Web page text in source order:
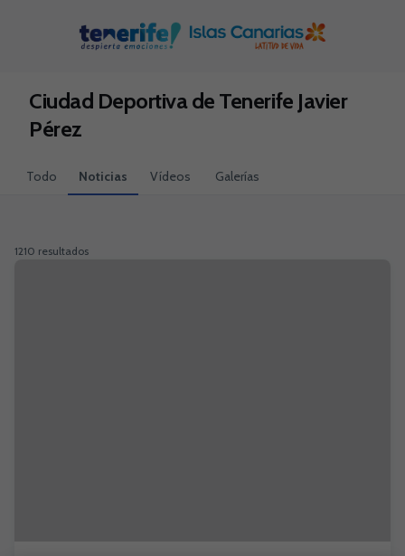
Ciudad Deportiva de Tenerife Javier
Pérez
Todo Noticias Vídeos Galerías
1210 resultados